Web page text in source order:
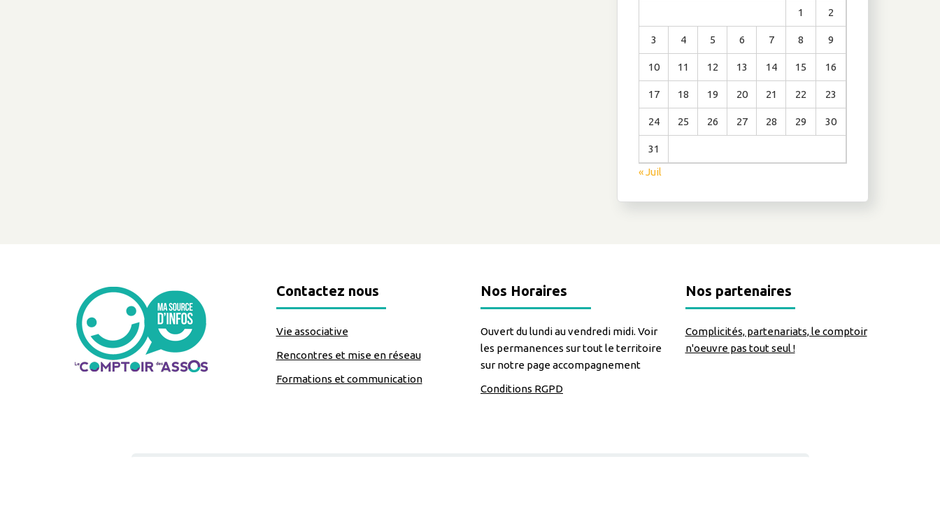
1 2
3 4 5 6 7 8 9
10 11 12 13 14 15 16
17 18 19 20 21 22 23
24 25 26 27 28 29 30
31
« Juil
Contactez nous
Vie associative
Rencontres et mise en réseau
Formations et communication
Nos Horaires
Ouvert du lundi au vendredi midi. Voir
les permanences sur tout le territoire
sur notre page accompagnement
Conditions RGPD
Nos partenaires
Complicités, partenariats, le comptoir
n'oeuvre pas tout seul !